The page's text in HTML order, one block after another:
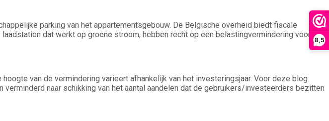
8,5
parking van het appartementsgebouw. De Belgische overheid biedt fiscale
dat werkt op groene stroom, hebben recht op een belastingvermindering voor de
van de vermindering varieert afhankelijk van het investeringsjaar. Voor deze blog
naar schikking van het aantal aandelen dat de gebruikers/investeerders bezitten